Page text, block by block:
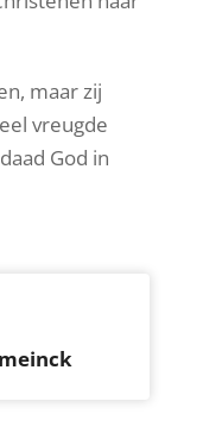
maar zij
vreugde
God in